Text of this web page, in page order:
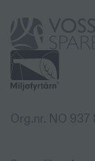
Sparebank
Org.nr. NO 937